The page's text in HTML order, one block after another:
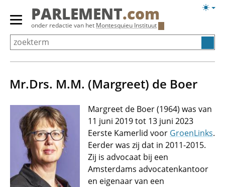
Overslaan
Primair
menu
tonen/verbergen
PARLEMENT.com
onder redactie van het Montesquieu Instituut
Mr.Drs. M.M. (Margreet) de Boer
Margreet de Boer (1964) was van
11 juni 2019 tot 13 juni 2023
Eerste Kamerlid voor GroenLinks.
Eerder was zij dat in 2011-2015.
Zij is advocaat bij een
Amsterdams advocatenkantoor
en eigenaar van een